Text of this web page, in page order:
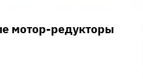
мотор-редукторы